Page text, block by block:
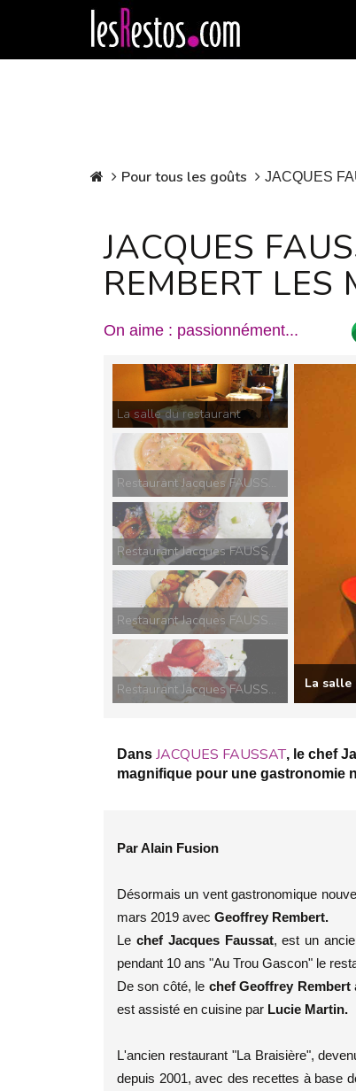
Pour tous les goûts JACQUES
JACQUES
REMBERT LES
On aime : passionnément...
La salle du restaurant
Restaurant Jacques FAUSSAT, Maquereau au chalumeau et sauce raifort
Restaurant Jacques FAUSSAT, Pavlova fraise-poivron
Dans JACQUES FAUSSAT, le chef
magnifique pour une gastronomie
Par Alain Fusion
Désormais un vent gastronomique
mars 2019 avec Geoffrey Rembert.
Le chef Jacques Faussat, est un
pendant 10 ans "Au Trou Gascon" le
De son côté, le chef Geoffrey Rembert
est assisté en cuisine par Lucie Martin.
L'ancien restaurant "La Braisière",
depuis 2001, avec des recettes à base